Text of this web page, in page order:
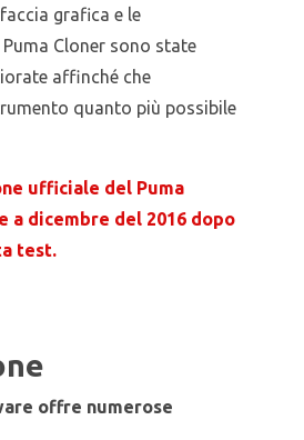
grafica e le
Cloner sono state
affinché che
quanto più possibile
ufficiale del Puma
a dicembre del 2016 dopo
test.
offre numerose